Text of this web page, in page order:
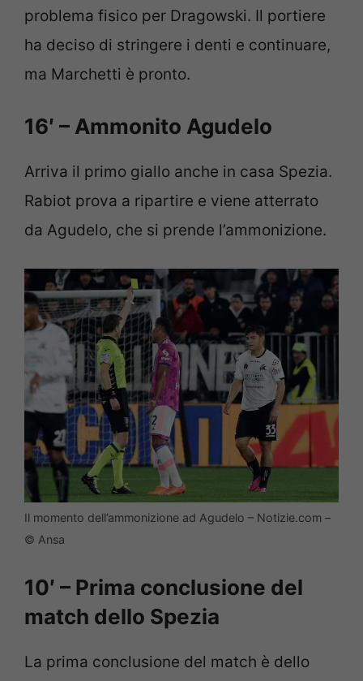
problema fisico per Dragowski. Il portiere
ha deciso di stringere i denti e continuare,
ma Marchetti è pronto.
16′ – Ammonito Agudelo
Arriva il primo giallo anche in casa Spezia.
Rabiot prova a ripartire e viene atterrato
da Agudelo, che si prende l’ammonizione.
Il momento dell’ammonizione ad Agudelo – Notizie.com –
© Ansa
10′ – Prima conclusione del
match dello Spezia
La prima conclusione del match è dello